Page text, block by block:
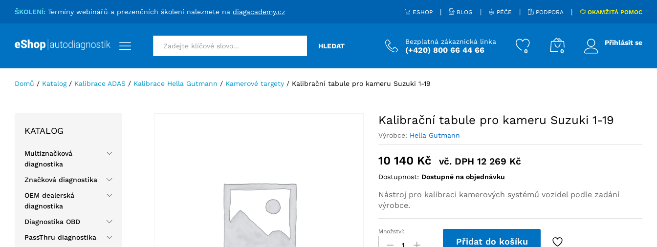
ŠKOLENÍ: Termíny webinářů a prezenčních školení naleznete na diagacademy.cz ESHOP | BLOG | PÉČE | PODPORA | OKAMŽITÁ POMOC
Vše HLEDAT
Bezplatná zákaznická linka
(+420) 800 66 44 66 0 0
Přihlásit se
Domů / Katalog / Kalibrace ADAS / Kalibrace Hella Gutmann / Kamerové targety / Kalibrační tabule pro kameru Suzuki 1-19
Kalibrační tabule pro kameru Suzuki 1-19
Výrobce: Hella Gutmann
10 140 Kč vč. DPH12 269 Kč
Dostupnost: Dostupné na objednávku
Nástroj pro kalibraci kamerových systémů vozidel podle zadání
výrobce.
Množství:
Přidat do košíku
KATALOG
Multiznačková
diagnostika
Značková diagnostika
OEM dealerská
diagnostika
Diagnostika OBD
PassThru diagnostika
Podrobnosti Specifikace Hodnocení (0)
10 140Kč vč. DPH12 269Kč Přidat do košíku